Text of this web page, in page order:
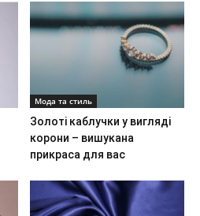
Мода та стиль
Золоті каблучки у вигляді
корони – вишукана
прикраса для вас